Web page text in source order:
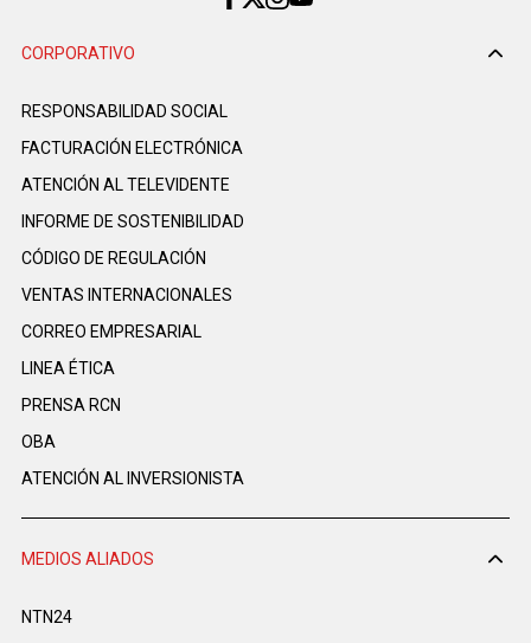
CORPORATIVO
RESPONSABILIDAD SOCIAL
FACTURACIÓN ELECTRÓNICA
ATENCIÓN AL TELEVIDENTE
INFORME DE SOSTENIBILIDAD
CÓDIGO DE REGULACIÓN
VENTAS INTERNACIONALES
CORREO EMPRESARIAL
LINEA ÉTICA
PRENSA RCN
OBA
ATENCIÓN AL INVERSIONISTA
MEDIOS ALIADOS
NTN24